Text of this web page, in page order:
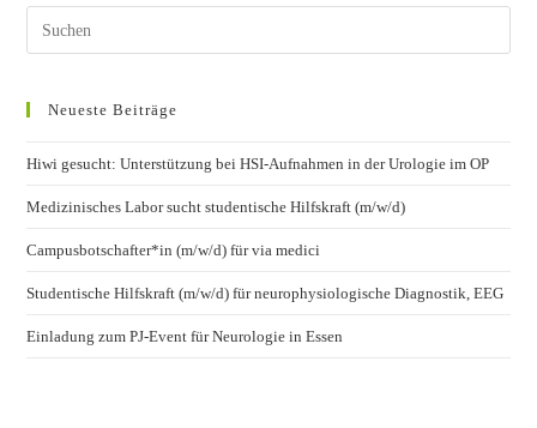
Neueste Beiträge
Hiwi gesucht: Unterstützung bei HSI-Aufnahmen in der Urologie im OP
Medizinisches Labor sucht studentische Hilfskraft (m/w/d)
Campusbotschafter*in (m/w/d) für via medici
Studentische Hilfskraft (m/w/d) für neurophysiologische Diagnostik, EEG
Einladung zum PJ-Event für Neurologie in Essen